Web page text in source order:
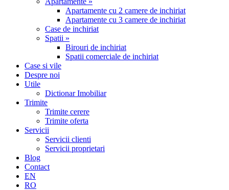
Apartamente cu 2 camere de inchiriat
Apartamente cu 3 camere de inchiriat
Case de inchiriat
Spatii »
Birouri de inchiriat
Spatii comerciale de inchiriat
Case si vile
Despre noi
Utile
Dictionar Imobiliar
Trimite
Trimite cerere
Trimite oferta
Servicii
Servicii clienti
Servicii proprietari
Blog
Contact
EN
RO